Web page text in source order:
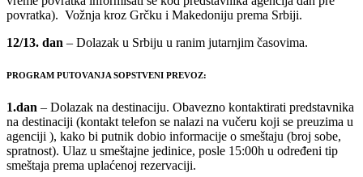
povratka). Vožnja kroz Grčku i Makedoniju prema Srbiji.
12/13. dan – Dolazak u Srbiju u ranim jutarnjim časovima.
PROGRAM PUTOVANJA SOPSTVENI PREVOZ:
1.dan – Dolazak na destinaciju. Obavezno kontaktirati predstavnika
na destinaciji (kontakt telefon se nalazi na vučeru koji se preuzima u
agenciji ), kako bi putnik dobio informacije o smeštaju (broj sobe,
spratnost). Ulaz u smeštajne jedinice, posle 15:00h u određeni tip
smeštaja prema uplaćenoj rezervaciji.